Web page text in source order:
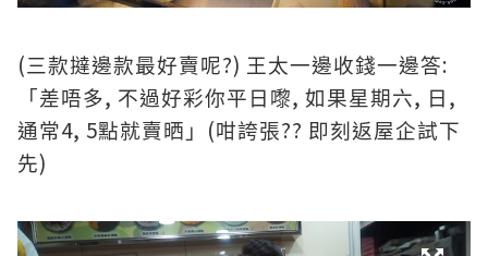
(三款撻邊款最好賣呢?) 王太一邊收錢一邊答:
「差唔多, 不過好彩你平日嚟, 如果星期六, 日 ,
通常4, 5點就賣晒」 (咁誇張?? 即刻返屋企試下
先)